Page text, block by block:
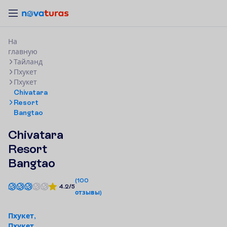
На
главную
Тайланд
Пхукет
Пхукет
Chivatara
Resort
Bangtao
Chivatara
Resort
Bangtao
4.2/5
(100
отзывы)
Пхукет,